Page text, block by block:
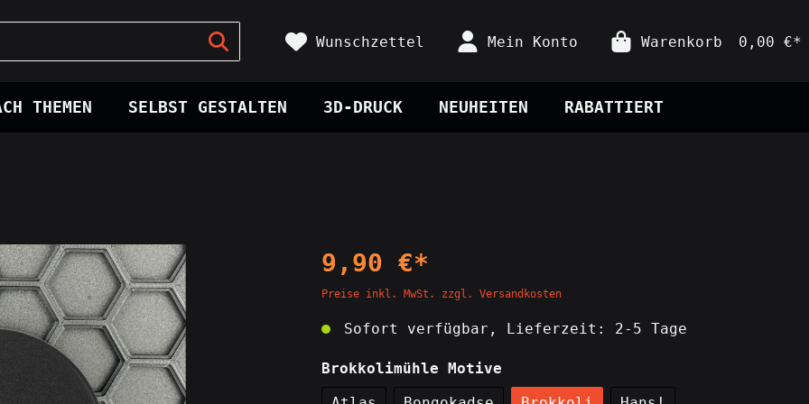
Wunschzettel Mein Konto Warenkorb 0,00 €*
THEMEN SELBST GESTALTEN 3D-DRUCK NEUHEITEN RABATTIERT
Rauchzubehör
Aschenbecher
Deko
Lampen
9,90 €*
Preise inkl. MwSt. zzgl. Versandkosten
Sofort verfügbar, Lieferzeit: 2-5 Tage
Brokkolimühle Motive